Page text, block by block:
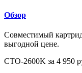
Обзор
Совместимый
выгодной цене.
CTO-2600K за 4 950